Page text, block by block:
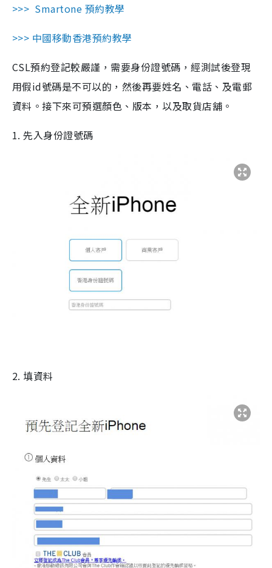
>>> Smartone 預約教學
>>> 中國移動香港預約教學
CSL預約登記較嚴謹，需要身份證號碼，經測試後登現
用假id號碼是不可以的，然後再要姓名、電話、及電郵
資料。接下來可預選顏色、版本，以及取貨店舖。
1. 先入身份證號碼
2. 填資料